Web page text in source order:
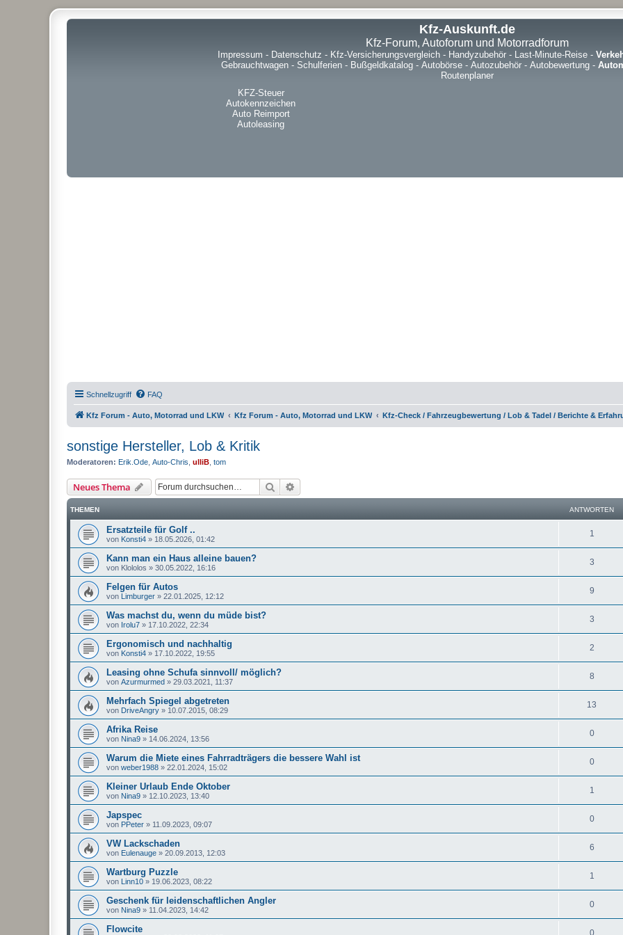
Kfz-Auskunft.de
Kfz-Forum, Autoforum und Motorradforum
Impressum - Datenschutz - Kfz-Versicherungsvergleich- Handyzubehör- Last-Minute-Reise-
Gebrauchtwagen - Schulferien - Bußgeldkatalog - Autobörse - Autozubehör - Autobewertung -
Routenplaner
KFZ-Steuer
Autokennzeichen
Auto Reimport
Autoleasing
Schnellzugriff FAQ
Kfz Forum - Auto, Motorrad und LKW Kfz Forum - Auto, Motorrad und LKW Kfz-Check / Fahrzeugbewertung / Lob & Tadel / Berichte &
sonstige Hersteller, Lob & Kritik
Moderatoren: Erik.Ode Auto-Chris ulliB tom
Neues Thema Suche
THEMEN ANTWORTEN
Ersatzteile für Golf ..
von Konsti4 » 18.05.2026, 01:42
1
Kann man ein Haus alleine bauen?
von Klololos » 30.05.2022, 16:16
3
Felgen für Autos
von Limburger » 22.01.2025, 12:12
9
Was machst du, wenn du müde bist?
von Irolu7 » 17.10.2022, 22:34
3
Ergonomisch und nachhaltig
von Konsti4 » 17.10.2022, 19:55
2
Leasing ohne Schufa sinnvoll/ möglich?
von Azurmurmed » 29.03.2021, 11:37
8
Mehrfach Spiegel abgetreten
von DriveAngry » 10.07.2015, 08:29
13
Afrika Reise
von Nina9 » 14.06.2024, 13:56
0
Warum die Miete eines Fahrradträgers die bessere Wahl ist
von weber1988 » 22.01.2024, 15:02
0
Kleiner Urlaub Ende Oktober
von Nina9 » 12.10.2023, 13:40
1
Japspec
von PPeter » 11.09.2023, 09:07
0
VW Lackschaden
von Eulenauge » 20.09.2013, 12:03
6
Wartburg Puzzle
von Linn10 » 19.06.2023, 08:22
1
Geschenk für leidenschaftlichen Angler
von Nina9 » 11.04.2023, 14:42
0
Flowcite 0